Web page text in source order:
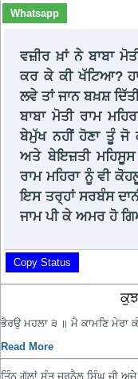
Whatsapp
ਵਜ਼ੀਰ ਖ਼ਾਂ ਨੇ ਬਾਬਾ
ਕਰ ਕੇ ਕੀ ਖੱਟਿਆ?
ਲਵੇ ਤਾਂ ਜਾਨ ਬਖ਼ਸ਼
ਬਾਬਾ ਮੋਤੀ ਰਾਮ
ਬੇਮੁੱਖ ਨਹੀਂ ਹੋਣਾ ਤੂੰ
ਅਤੇ ਬੇਇਜ਼ਤੀ ਮਹਿਸੂਸ
ਰਾਮ ਮਹਿਰਾ ਨੂੰ ਵੀ
ਇਸ ਤਰ੍ਹਾਂ ਸਰਬੰਸ
ਜਾਮ ਪੀ ਕੇ ਅਮਰ ਹੋ
Copy Status
ਭੈਰਉ ਮਹਲਾ ੩ ॥ ਮੈ ਕਾਮਣਿ ਮੇਰਾ
Read More
ਤਿੰਨ ਗੱਲਾਂ ਸੰਤ ਜਰਨੈਲ ਸਿੰਘ ਜੀ